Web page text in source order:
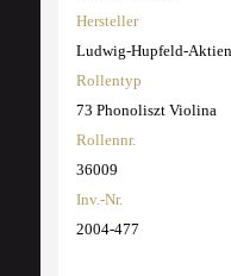
Hersteller
Ludwig-Hupfeld-
Rollentyp
73 Phonoliszt Violina
Rollennr.
36009
Inv.-Nr.
2004-477